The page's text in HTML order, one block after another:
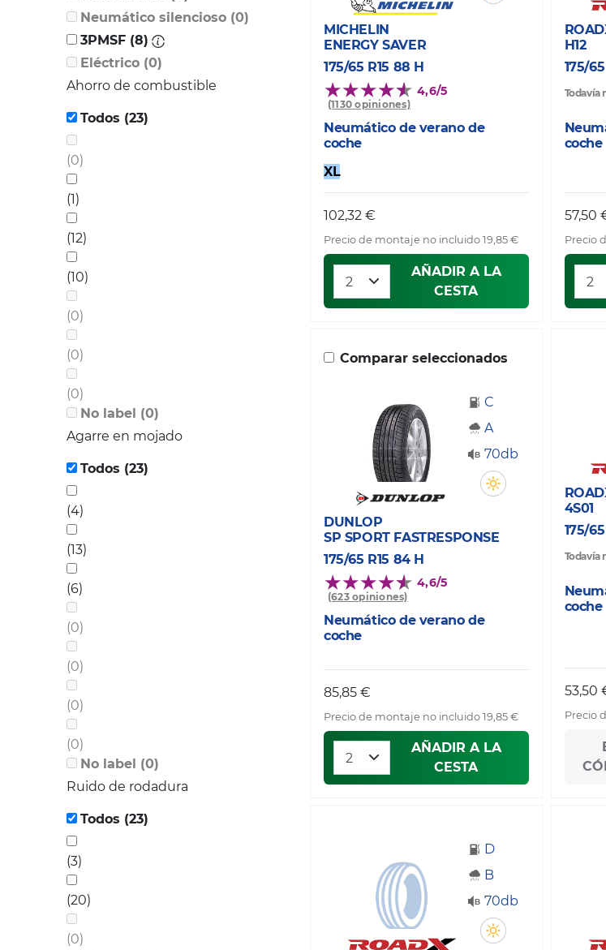
Neumático silencioso (0)
3PMSF (8)
Eléctrico (0)
Ahorro de combustible
Todos (23)
(0)
(1)
(12)
(10)
(0)
(0)
(0)
No label (0)
Agarre en mojado
Todos (23)
(4)
(13)
(6)
(0)
(0)
(0)
(0)
No label (0)
Ruido de rodadura
Todos (23)
(3)
(20)
(0)
MICHELIN
ENERGY SAVER
175/65 R15 88 H
4,6/5
(1130 opiniones)
Neumático de verano de
coche
XL
102,32 €
Precio de montaje no incluido 19,85 €
AÑADIR A LA
CESTA
H12
175/
Todavía
coche
57,50
Precio
Comparar seleccionados
C
A
70db
DUNLOP
SP SPORT FASTRESPONSE
175/65 R15 84 H
4,6/5
(623 opiniones)
Neumático de verano de
coche
85,85 €
Precio de montaje no incluido 19,85 €
AÑADIR A LA
CESTA
4S01
175/
Todavía
coche
53,50
Precio
D
B
70db